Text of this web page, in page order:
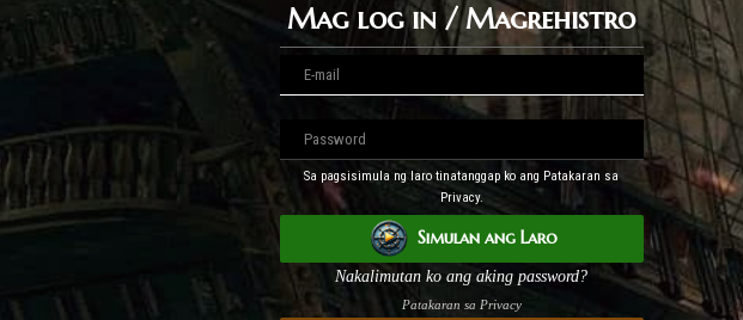
Mag log in / Magrehistro
Sa pagsisimula ng laro tinatanggap ko ang Patakaran sa
Privacy.
Simulan ang Laro
Nakalimutan ko ang aking password?
Patakaran sa Privacy